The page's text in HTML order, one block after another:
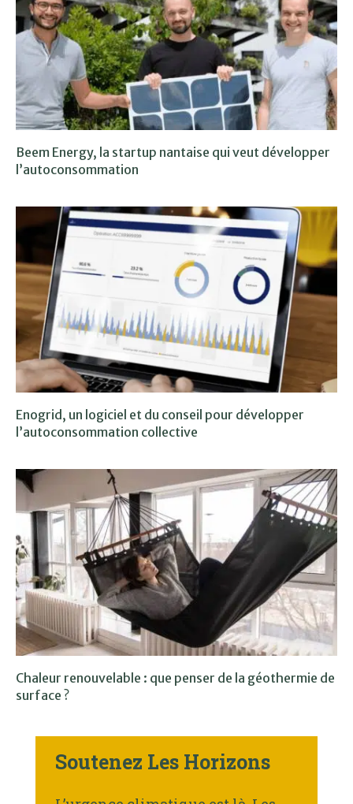
Beem Energy, la startup nantaise qui veut développer
l’autoconsommation
Enogrid, un logiciel et du conseil pour développer
l’autoconsommation collective
Chaleur renouvelable : que penser de la géothermie de
surface ?
Soutenez Les Horizons